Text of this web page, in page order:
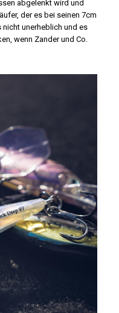
abgelenkt wird und
der es bei seinen 7cm
unerheblich und es
wenn Zander und Co.